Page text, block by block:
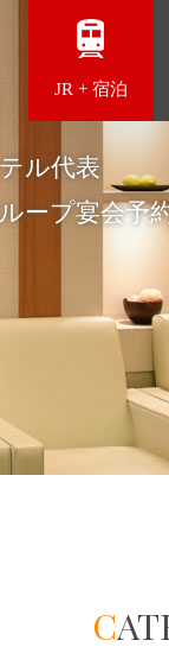
ホテル代
ループ宴会
JR + 宿泊
C